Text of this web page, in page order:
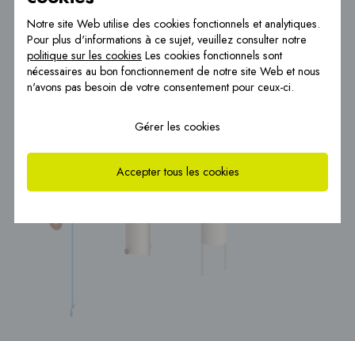
Notre site Web utilise des cookies fonctionnels et analytiques.
Pour plus d'informations à ce sujet, veuillez consulter notre
politique sur les cookies Les cookies fonctionnels sont
nécessaires au bon fonctionnement de notre site Web et nous
n'avons pas besoin de votre consentement pour ceux-ci.
Gérer les cookies
Accepter tous les cookies